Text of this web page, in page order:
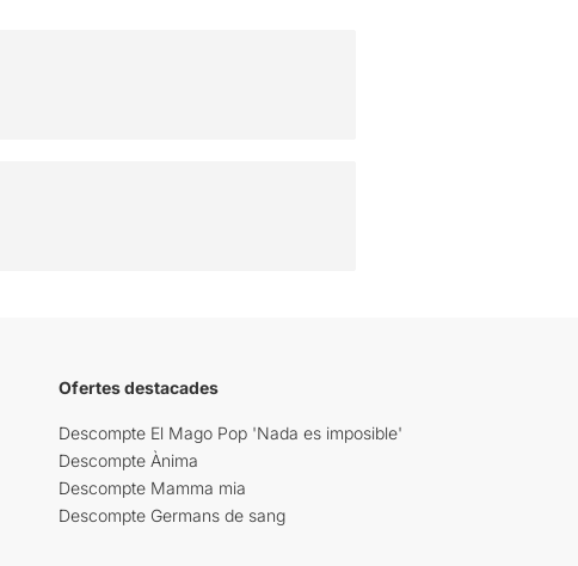
Ofertes destacades
Descompte El Mago Pop 'Nada es imposible'
Descompte Ànima
Descompte Mamma mia
Descompte Germans de sang